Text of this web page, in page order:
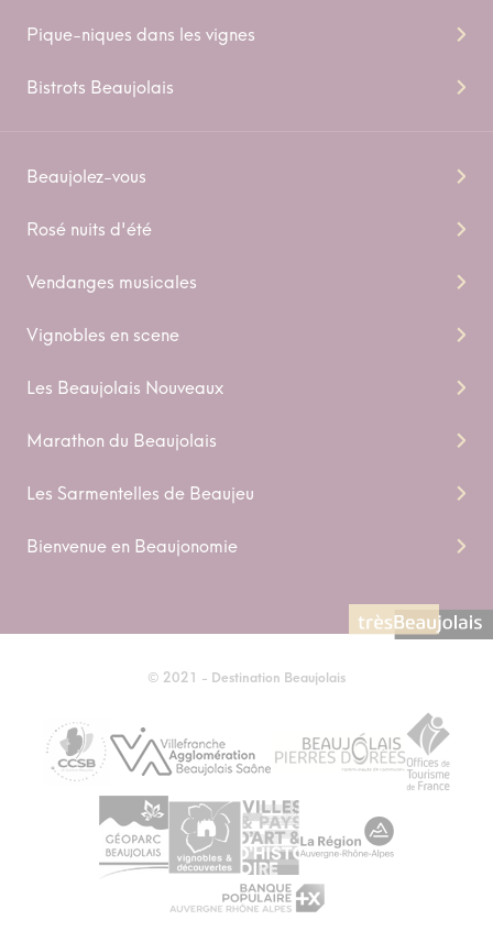
Pique-niques dans les vignes
Bistrots Beaujolais
Beaujolez-vous
Rosé nuits d'été
Vendanges musicales
Vignobles en scene
Les Beaujolais Nouveaux
Marathon du Beaujolais
Les Sarmentelles de Beaujeu
Bienvenue en Beaujonomie
© 2021 - Destination Beaujolais